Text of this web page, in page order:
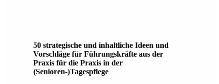
50 strategische und inhaltliche Ideen und
Vorschläge für Führungskräfte aus der
Praxis für die Praxis in der
(Senioren-)Tagespflege